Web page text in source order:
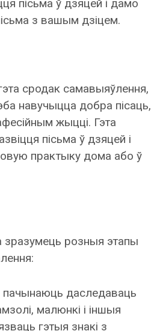
пісьма ў дзяцей і дамо
з вашым дзіцем.
сродак самавыяўлення,
навучыцца добра пісаць,
жыцці. Гэта
пісьма ў дзяцей і
практыку дома або ў
зразумець розныя этапы
пачынаюць даследаваць
малюнкі і іншыя
гэтыя знакі з